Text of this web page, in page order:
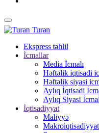
Turan
Ekspress təhlil
İcmallar
Media İcmalı
Həftəlik iqtisadi
Həftəlik siyasi
Aylıq İqtisadi
Aylıq Siyasi İcmal
İqtisadiyyat
Maliyyə
Makroiqtisadiyyat